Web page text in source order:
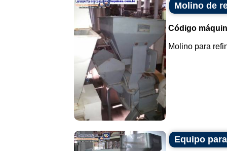
Molino de
Código
Molino para
Equipo